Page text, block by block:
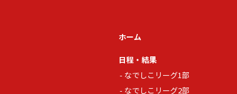
ホーム
日程・結果
なでしこリーグ1部
なでしこリーグ2部